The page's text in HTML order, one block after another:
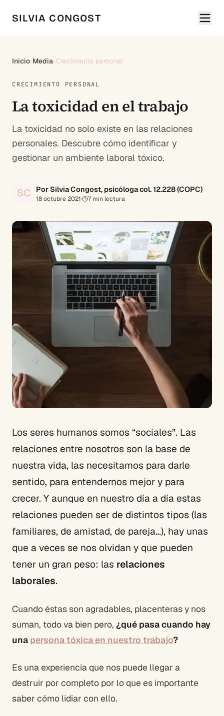
SILVIA CONGOST
Inicio›Media›Crecimiento personal
CRECIMIENTO PERSONAL
La toxicidad en el trabajo
La toxicidad no solo existe en las relaciones
personales. Descubre cómo identificar y
gestionar un ambiente laboral tóxico.
SC Por Silvia Congost, psicóloga col. 12.228 (COPC)
18 octubre 2021· 7min lectura
Los seres humanos somos “sociales”. Las
relaciones entre nosotros son la base de
nuestra vida, las necesitamos para darle
sentido, para entendernos mejor y para
crecer. Y aunque en nuestro día a día estas
relaciones pueden ser de distintos tipos (las
familiares, de amistad, de pareja…), hay unas
que a veces se nos olvidan y que pueden
tener un gran peso: las relaciones
laborales.
Cuando éstas son agradables, placenteras y nos
suman, todo va bien pero, ¿qué pasa cuando hay
una persona tóxica en nuestro trabajo?
Es una experiencia que nos puede llegar a
destruir por completo por lo que es importante
saber cómo lidiar con ello.